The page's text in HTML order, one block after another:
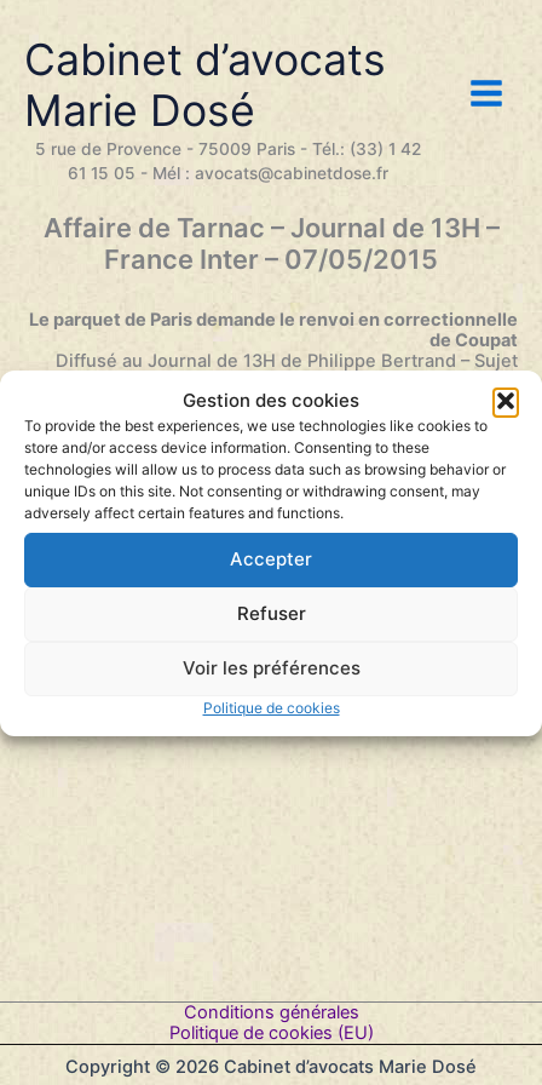
Gestion des cookies
To provide the best experiences, we use technologies like cookies to
store and/or access device information. Consenting to these
technologies will allow us to process data such as browsing behavior or
unique IDs on this site. Not consenting or withdrawing consent, may
adversely affect certain features and functions.
Accepter
Refuser
Voir les préférences
Politique de cookies
contenu
Cabinet d’avocats
Marie Dosé
5 rue de Provence - 75009 Paris - Tél.: (33) 1 42
61 15 05 - Mél : avocats@cabinetdose.fr
Affaire de Tarnac – Journal de 13H –
France Inter – 07/05/2015
Le parquet de Paris demande le renvoi en correctionnelle
de Coupat
Diffusé au Journal de 13H de Philippe Bertrand – Sujet
Lecteur
audio
00:00
– Cliquez pour écouter.
Conditions générales
Politique de cookies (EU)
Copyright © 2026 Cabinet d’avocats Marie Dosé